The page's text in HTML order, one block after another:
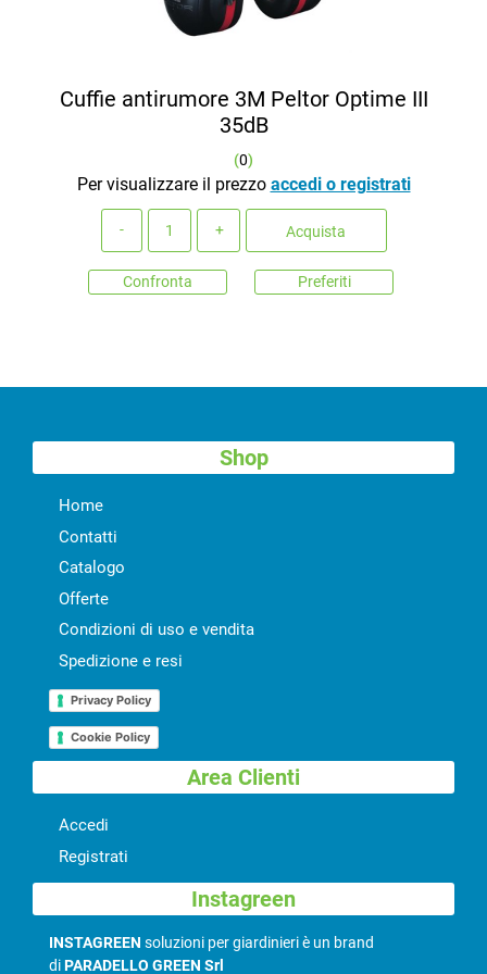
Cuffie antirumore 3M Peltor Optime III
35dB
(0)
Per visualizzare il prezzo accedi o registrati
Acquista
Confronta Preferiti
Shop
Home
Contatti
Catalogo
Offerte
Condizioni di uso e vendita
Spedizione e resi
Privacy Policy
Cookie Policy
Area Clienti
Accedi
Registrati
Instagreen
INSTAGREEN soluzioni per giardinieri è un brand
diPARADELLO GREEN Srl